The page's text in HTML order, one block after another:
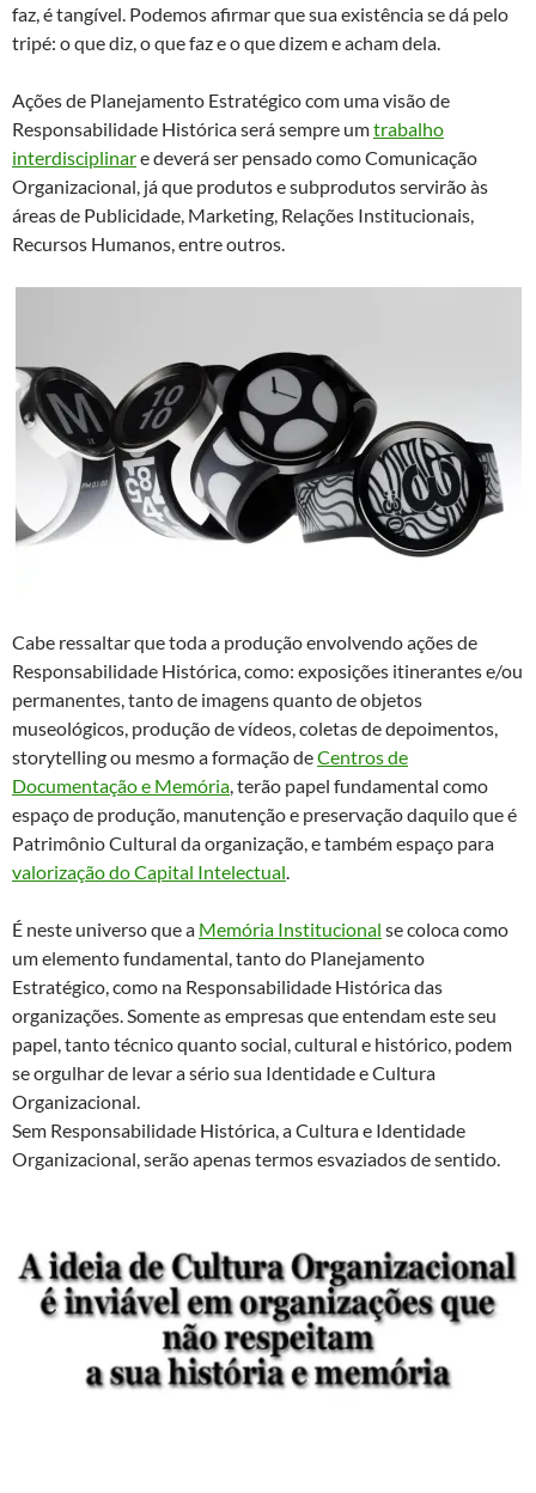
faz, é tangível. Podemos afirmar que sua existência se dá pelo
tripé: o que diz, o que faz e o que dizem e acham dela.
Ações de Planejamento Estratégico com uma visão de
Responsabilidade Histórica será sempre umtrabalho
interdisciplinare deverá ser pensado como Comunicação
Organizacional, já que produtos e subprodutos servirão às
áreas de Publicidade, Marketing, Relações Institucionais,
Recursos Humanos, entre outros.
Cabe ressaltar que toda a produção envolvendo ações de
Responsabilidade Histórica, como: exposições itinerantes e/ou
permanentes, tanto de imagens quanto de objetos
museológicos, produção de vídeos, coletas de depoimentos,
storytelling ou mesmo a formação deCentros de
Documentação e Memória , terão papel fundamental como
espaço de produção, manutenção e preservação daquilo que é
Patrimônio Cultural da organização, e também espaço para
valorização do Capital Intelectual
É neste universo que a Memória Institucional se coloca como
um elemento fundamental, tanto do Planejamento
Estratégico, como na Responsabilidade Histórica das
organizações. Somente as empresas que entendam este seu
papel, tanto técnico quanto social, cultural e histórico, podem
se orgulhar de levar a sério sua Identidade e Cultura
Organizacional.
Sem Responsabilidade Histórica, a Cultura e Identidade
Organizacional, serão apenas termos esvaziados de sentido.